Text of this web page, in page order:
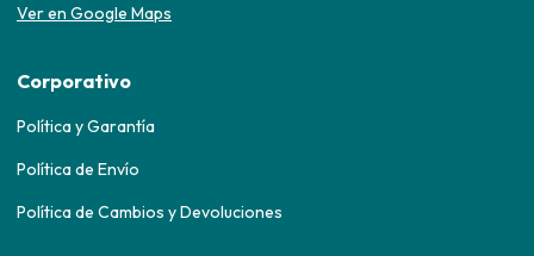
Ver en Google Maps
Corporativo
Política y Garantía
Política de Envío
Política de Cambios y Devoluciones